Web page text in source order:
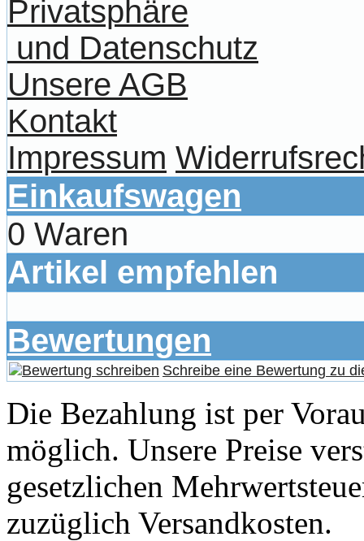
Privatsphäre
und Datenschutz
Unsere AGB
Kontakt
Impressum
Einkaufswagen
0 Waren
Artikel empfehlen
Bewertungen
Schreibe eine Bewertung zu
Die Bezahlung ist per
möglich. Unsere Preise
gesetzlichen
zuzüglich Versandkosten.